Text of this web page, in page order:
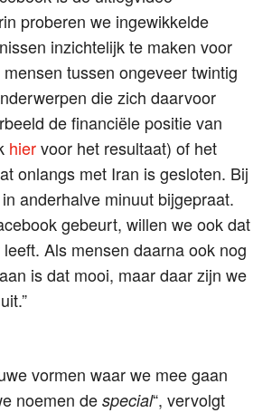
proberen we ingewikkelde
inzichtelijk te maken voor
tussen ongeveer twintig
die zich daarvoor
de financiële positie van
hiervoor het resultaat) of het
onlangs met Iran is gesloten. Bij
anderhalve minuut bijgepraat.
gebeurt, willen we ook dat
Als mensen daarna ook nog
is dat mooi, maar daar zijn we
vormen waar we mee gaan
noemen de special“, vervolgt